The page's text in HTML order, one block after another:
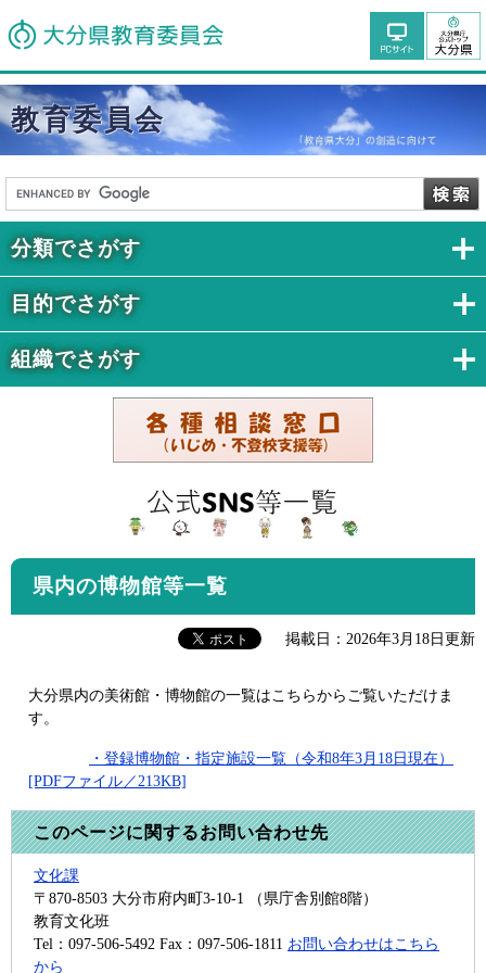
教育委員会
県内の博物館等一覧
掲載日：2026年3月18日更新
大分県内の美術館・博物館の一覧はこちらからご覧いただけま
す。
・登録博物館・指定施設一覧（令和8年3月18日現在）
[PDFファイル／213KB]
このページに関するお問い合わせ先
文化課
〒870-8503 大分市府内町3-10-1 （県庁舎別館8階）
教育文化班
Tel：097-506-5492 Fax：097-506-1811 お問い合わせはこちら
から
分類でさがす
目的でさがす
組織でさがす